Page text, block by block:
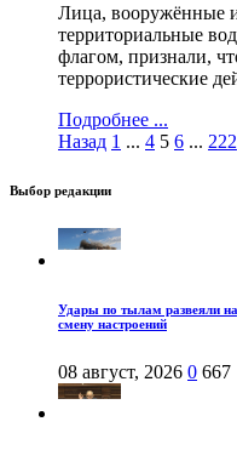
Лица, вооружённые
территориальные
флагом, признали,
террористические
Подробнее ...
Назад 1 ... 4 5 6 ... 222
Выбор редакции
Удары по тылам развеяли
смену настроений
08 август, 2026 0 667